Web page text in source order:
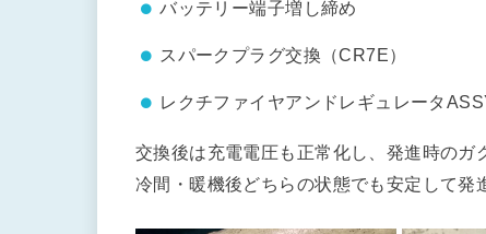
バッテリー端子増し締め
スパークプラグ交換（CR7E）
レクチファイヤアンドレギュレータ
交換後は充電電圧も正常化し、発進時のガ
冷間・暖機後どちらの状態でも安定して発